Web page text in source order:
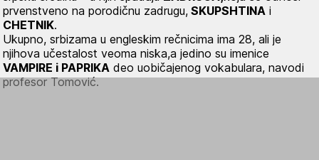
prvenstveno na porodičnu zadrugu, SKUPSHTINA i
CHETNIK.
Ukupno, srbizama u engleskim rečnicima ima 28, ali je
njihova učestalost veoma niska,a jedino su imenice
VAMPIRE i PAPRIKA deo uobičajenog vokabulara, navodi
profesor Tomović.